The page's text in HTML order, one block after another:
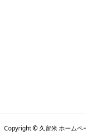
Copyright © 久留米 ホーム